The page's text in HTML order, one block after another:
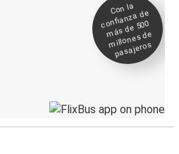
Con la
confianza de
más de 500
millones de
pasajeros